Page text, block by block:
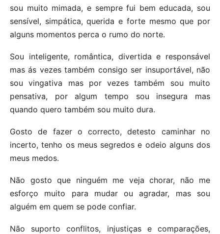
sou muito mimada, e sempre fui bem educada, sou
sensível, simpática, querida e forte mesmo que por
alguns momentos perca o rumo do norte.
Sou inteligente, romântica, divertida e responsável
mas ás vezes também consigo ser insuportável, não
sou vingativa mas por vezes também sou muito
pensativa, por algum tempo sou insegura mas
quando quero também sou muito dura.
Gosto de fazer o correcto, detesto caminhar no
incerto, tenho os meus segredos e odeio alguns dos
meus medos.
Não gosto que ninguém me veja chorar, não me
esforço muito para mudar ou agradar, mas sou
alguém em quem se pode confiar.
Não suporto conflitos, injustiças e comparações,